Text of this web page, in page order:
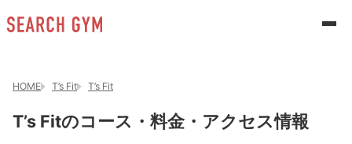
HOME T’s Fit T’s Fit
T’s Fitのコース・料金・アクセス情報